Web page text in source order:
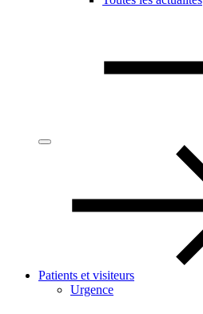
Patients et visiteurs
Urgence